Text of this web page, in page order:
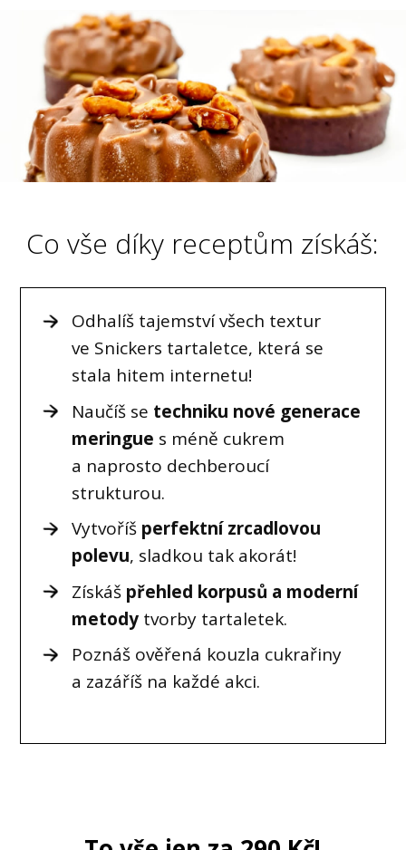
Co vše díky receptům získáš:
Odhalíš tajemství všech textur
ve Snickers tartaletce, která se
stala hitem internetu!
Naučíš se techniku nové generace
meringue s méně cukrem
a naprosto dechberoucí
strukturou.
Vytvoříš perfektní zrcadlovou
polevu, sladkou tak akorát!
Získáš přehled korpusů a moderní
metody tvorby tartaletek.
Poznáš ověřená kouzla cukrařiny
a zazáříš na každé akci.